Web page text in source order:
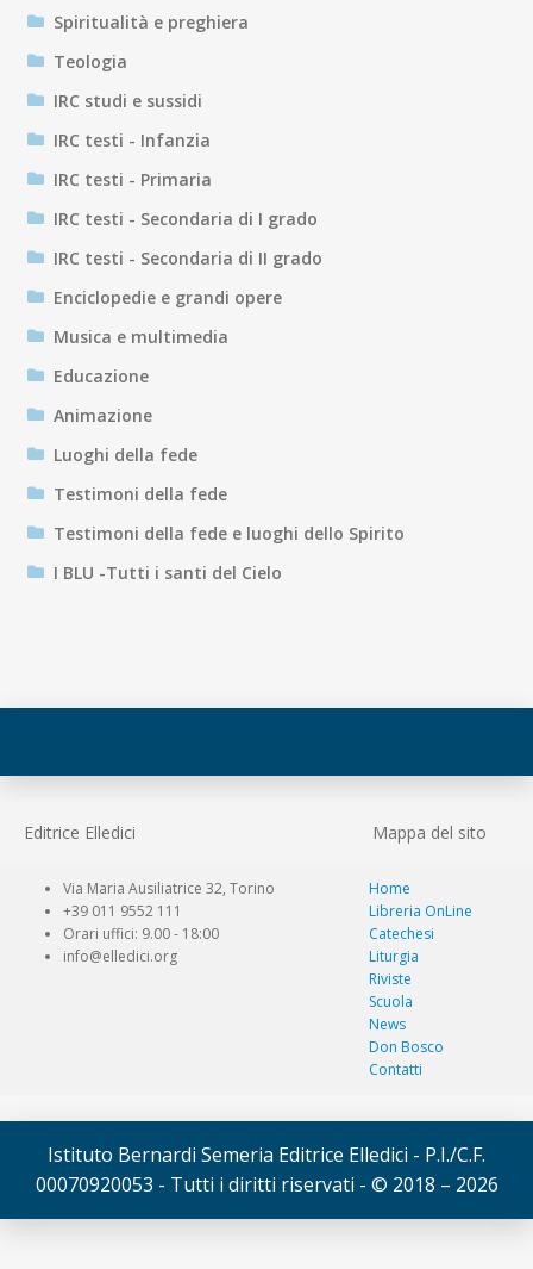
Spiritualità e preghiera
Teologia
IRC studi e sussidi
IRC testi - Infanzia
IRC testi - Primaria
IRC testi - Secondaria di I grado
IRC testi - Secondaria di II grado
Enciclopedie e grandi opere
Musica e multimedia
Educazione
Animazione
Luoghi della fede
Testimoni della fede
Testimoni della fede e luoghi dello Spirito
I BLU -Tutti i santi del Cielo
Editrice Elledici Mappa del sito
Via Maria Ausiliatrice 32, Torino
+39 011 9552 111
Orari uffici: 9.00 - 18:00
info@elledici.org
Home
Libreria OnLine
Catechesi
Liturgia
Riviste
Scuola
News
Don Bosco
Contatti
Istituto Bernardi Semeria Editrice Elledici - P.I./C.F.
00070920053 - Tutti i diritti riservati - © 2018 – 2026